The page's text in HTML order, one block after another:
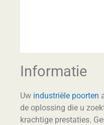
Informatie
Uw industriële poorten
de oplossing die u
krachtige prestaties.